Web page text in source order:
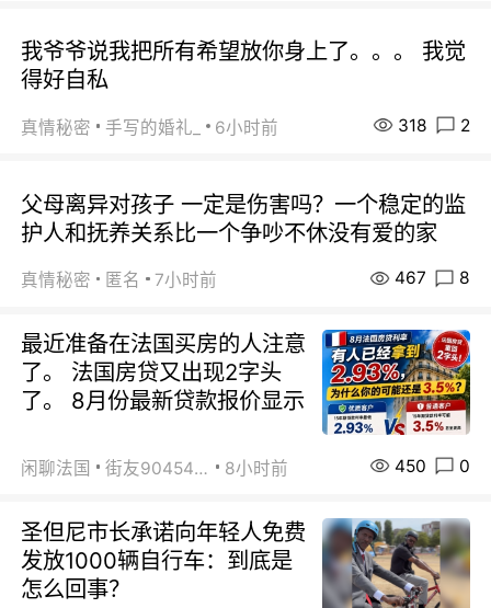
我爷爷说我把所有希望放你身上了。。。 我觉
得好自私
真情秘密 手写的婚礼_ 6小时前 318 2
父母离异对孩子 一定是伤害吗？一个稳定的监
护人和抚养关系比一个争吵不休没有爱的家
真情秘密 匿名 7小时前 467 8
最近准备在法国买房的人注意
了。 法国房贷又出现2字头
了。 8月份最新贷款报价显示
闲聊法国 街友90454511 8小时前 450 0
圣但尼市长承诺向年轻人免费
发放1000辆自行车：到底是
怎么回事？